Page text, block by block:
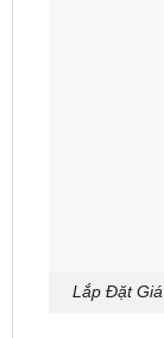
Lắp Đặt